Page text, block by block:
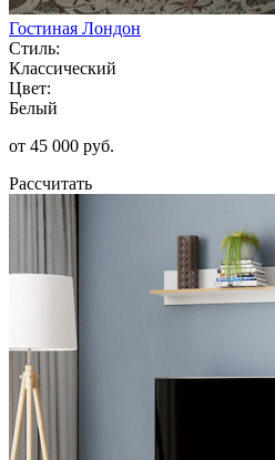
Гостиная Лондон
Стиль:
Классический
Цвет:
Белый
от 45 000 руб.
Рассчитать